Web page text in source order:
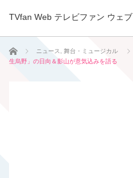
TVfan Web テレビファン ウェブ
ホーム ニュース 舞台・ミュージカル
生烏野」の日向＆影山が意気込みを語る